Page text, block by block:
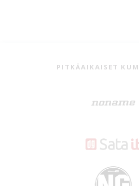
VUODESTA TOISEEN